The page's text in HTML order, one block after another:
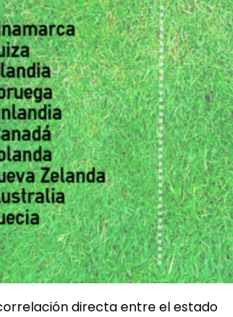
directa entre el estado